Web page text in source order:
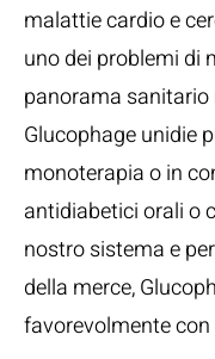
malattie cardio e
uno dei problemi di
panorama
Glucophage unidie
monoterapia o in
antidiabetici orali o
nostro sistema e
della merce,
favorevolmente